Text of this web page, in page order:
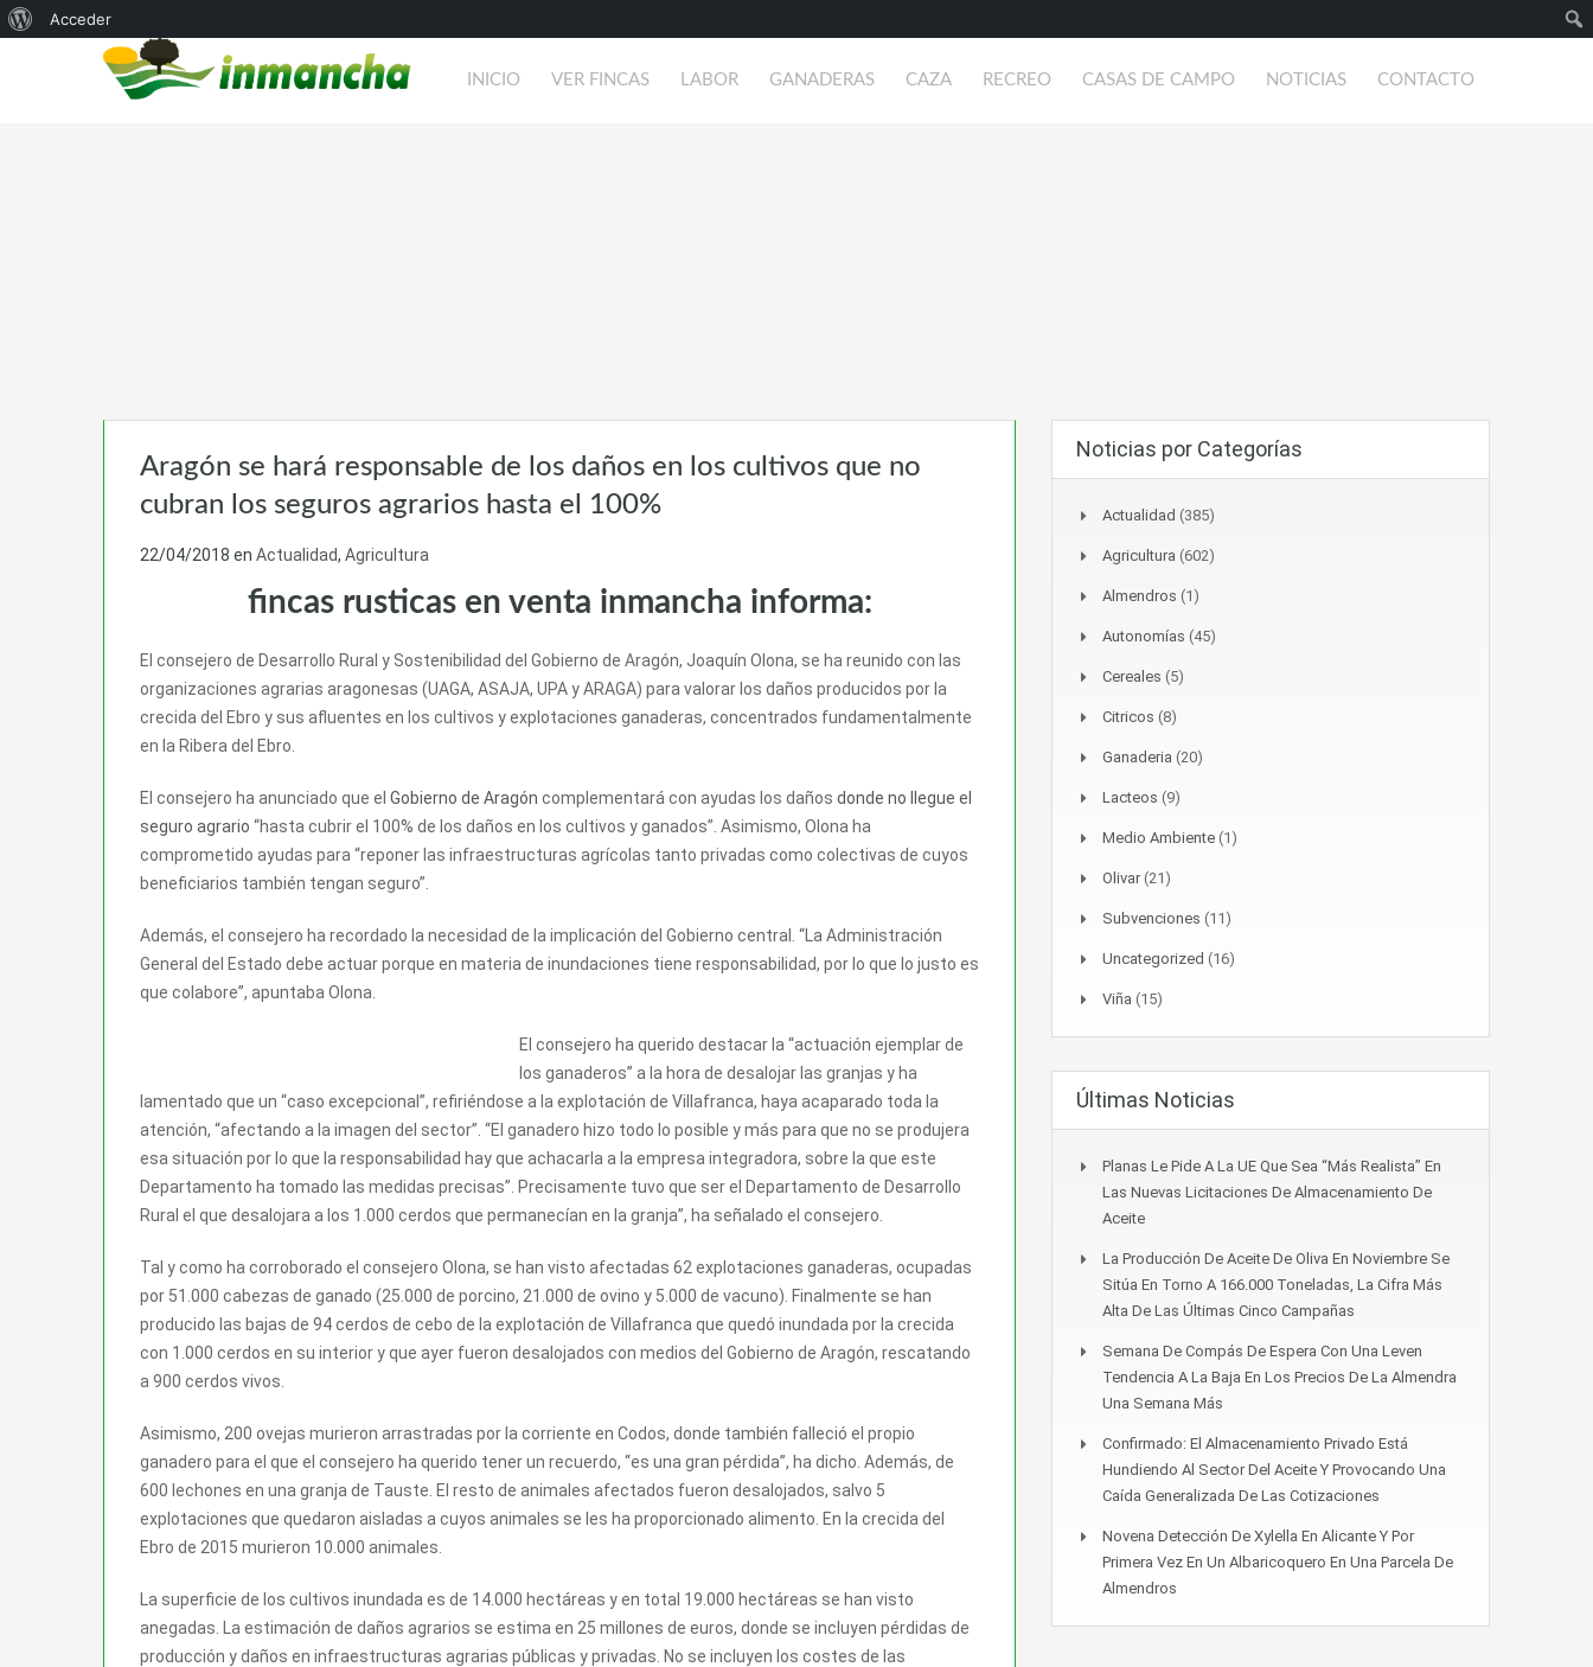
Acerca
Acceder
INICIO VER FINCAS LABOR GANADERAS CAZA RECREO CASAS DE CAMPO NOTICIAS CONTACTO
Aragón se hará responsable de los daños en los cultivos que no
cubran los seguros agrarios hasta el 100%
22/04/2018 en Actualidad, Agricultura
fincas rusticas en venta inmancha informa:
El consejero de Desarrollo Rural y Sostenibilidad del Gobierno de Aragón, Joaquín Olona, se ha reunido con las
organizaciones agrarias aragonesas (UAGA, ASAJA, UPA y ARAGA) para valorar los daños producidos por la
crecida del Ebro y sus afluentes en los cultivos y explotaciones ganaderas, concentrados fundamentalmente
en la Ribera del Ebro.
El consejero ha anunciado que el Gobierno de Aragón complementará con ayudas los daños donde no llegue el
seguro agrario “hasta cubrir el 100% de los daños en los cultivos y ganados”. Asimismo, Olona ha
comprometido ayudas para “reponer las infraestructuras agrícolas tanto privadas como colectivas de cuyos
beneficiarios también tengan seguro”.
Además, el consejero ha recordado la necesidad de la implicación del Gobierno central. “La Administración
General del Estado debe actuar porque en materia de inundaciones tiene responsabilidad, por lo que lo justo es
que colabore”, apuntaba Olona.
El consejero ha querido destacar la “actuación ejemplar de
los ganaderos” a la hora de desalojar las granjas y ha
lamentado que un “caso excepcional”, refiriéndose a la explotación de Villafranca, haya acaparado toda la
atención, “afectando a la imagen del sector”. “El ganadero hizo todo lo posible y más para que no se produjera
esa situación por lo que la responsabilidad hay que achacarla a la empresa integradora, sobre la que este
Departamento ha tomado las medidas precisas”. Precisamente tuvo que ser el Departamento de Desarrollo
Rural el que desalojara a los 1.000 cerdos que permanecían en la granja”, ha señalado el consejero.
Tal y como ha corroborado el consejero Olona, se han visto afectadas 62 explotaciones ganaderas, ocupadas
por 51.000 cabezas de ganado (25.000 de porcino, 21.000 de ovino y 5.000 de vacuno). Finalmente se han
producido las bajas de 94 cerdos de cebo de la explotación de Villafranca que quedó inundada por la crecida
con 1.000 cerdos en su interior y que ayer fueron desalojados con medios del Gobierno de Aragón, rescatando
a 900 cerdos vivos.
Asimismo, 200 ovejas murieron arrastradas por la corriente en Codos, donde también falleció el propio
ganadero para el que el consejero ha querido tener un recuerdo, “es una gran pérdida”, ha dicho. Además, de
600 lechones en una granja de Tauste. El resto de animales afectados fueron desalojados, salvo 5
explotaciones que quedaron aisladas a cuyos animales se les ha proporcionado alimento. En la crecida del
Ebro de 2015 murieron 10.000 animales.
La superficie de los cultivos inundada es de 14.000 hectáreas y en total 19.000 hectáreas se han visto
anegadas. La estimación de daños agrarios se estima en 25 millones de euros, donde se incluyen pérdidas de
producción y daños en infraestructuras agrarias públicas y privadas. No se incluyen los costes de las
Noticias por Categorías
Actualidad (385)
Agricultura (602)
Almendros (1)
Autonomías (45)
Cereales (5)
Citricos (8)
Ganaderia (20)
Lacteos (9)
Medio Ambiente (1)
Olivar(21)
Subvenciones (11)
Uncategorized (16)
Viña (15)
Últimas Noticias
Planas Le Pide A La UE Que Sea “más Realista” En
Las Nuevas Licitaciones De Almacenamiento De
Aceite
La Producción De Aceite De Oliva En Noviembre Se
Sitúa En Torno A 166.000 Toneladas, La Cifra Más
Alta De Las Últimas Cinco Campañas
Semana De Compás De Espera Con Una Leven
Tendencia A La Baja En Los Precios De La Almendra
Una Semana Más
Confirmado: El Almacenamiento Privado Está
Hundiendo Al Sector Del Aceite Y Provocando Una
Caída Generalizada De Las Cotizaciones
Novena Detección De Xylella En Alicante Y Por
Primera Vez En Un Albaricoquero En Una Parcela De
Almendros